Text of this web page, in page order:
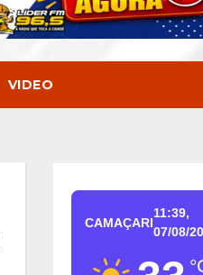
VIDEO
CAMAÇARI
11:39,
07/08/